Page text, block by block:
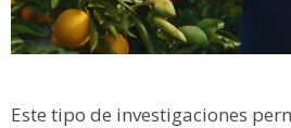
Este tipo de investigaciones